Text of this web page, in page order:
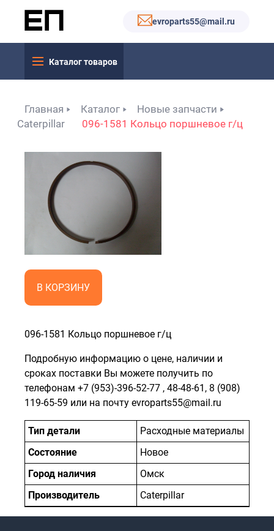
evroparts55@mail.ru
Каталог товаров
Главная Каталог
Новые запчасти
Caterpillar
096-1581 Кольцо поршневое г/ц
В КОРЗИНУ
096-1581 Кольцо поршневое г/ц
Подробную информацию о цене, наличии и
сроках поставки Вы можете получить по
телефонам +7 (953)-396-52-77 , 48-48-61 , 8 (908)
119-65-59 или на почту evroparts55@mail.ru
Тип детали
Расходные материалы
Состояние
Новое
Город наличия
Омск
Производитель
Caterpillar